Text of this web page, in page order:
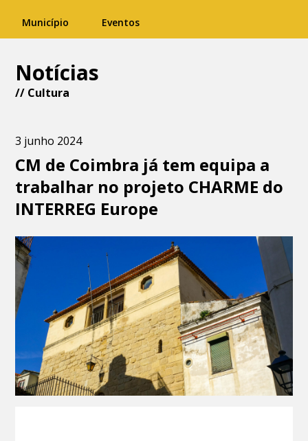
Município Eventos
Notícias
// Cultura
3 junho 2024
CM de Coimbra já tem equipa a
trabalhar no projeto CHARME do
INTERREG Europe